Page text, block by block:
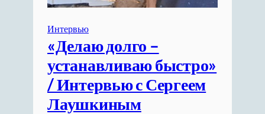
Интервью
«Делаю долго –
устанавливаю быстро»
/ Интервью с Сергеем
Лаушкиным